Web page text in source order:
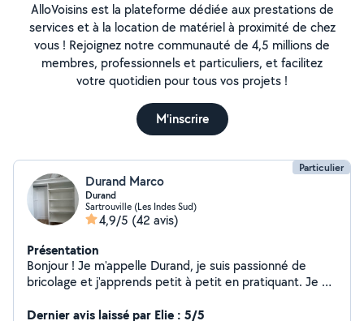
AlloVoisins est la plateforme dédiée aux prestations de
services et à la location de matériel à proximité de chez
vous ! Rejoignez notre communauté de 4,5 millions de
membres, professionnels et particuliers, et facilitez
votre quotidien pour tous vos projets !
M'inscrire
Particulier
Durand Marco
Durand
Sartrouville (Les Indes Sud)
4,9/5 (42 avis)
Présentation
Bonjour ! Je m'appelle Durand, je suis passionné de
bricolage et j'apprends petit à petit en pratiquant. Je ne
j'aime bien rendre service. Je peux vous aider pour de
Dernier avis laissé par Elie : 5/5